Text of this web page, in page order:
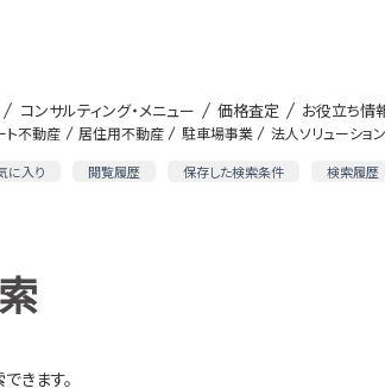
ト不動産 居住用不動産 駐車場事業 法人ソリューション
に入り 閲覧履歴 保存した検索条件 検索履歴
コンサルティング・メニュー 価格査定 お役立ち情
きます。